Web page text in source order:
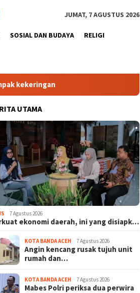
JUMAT, 7 AGUSTUS 2026
SOSIAL DAN BUDAYA RELIGI
UTAMA
7 Agustus 2026
ekonomi daerah, ini yang disiapk…
KOTA BANDA ACEH 7 Agustus 2026
Angin kencang rusak tujuh unit
rumah dan…
KOTA BANDA ACEH 7 Agustus 2026
Mabes Polri periksa dua perwira